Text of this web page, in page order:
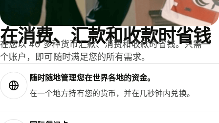
在消费、汇款和收款时省钱
在您以 40 多种货币汇款、消费和收款时省钱。只需一
个账户，即可随时满足您的所有需求。
随时随地管理您在世界各地的资金。
在一个地方持有您的货币，并在几秒钟内兑换。